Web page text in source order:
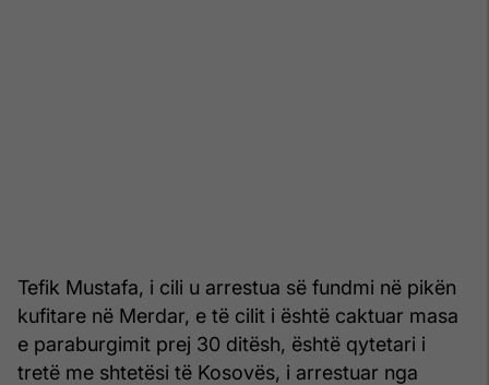
Tefik Mustafa, i cili u arrestua së fundmi në pikën
kufitare në Merdar, e të cilit i është caktuar masa
e paraburgimit prej 30 ditësh, është qytetari i
tretë me shtetësi të Kosovës, i arrestuar nga